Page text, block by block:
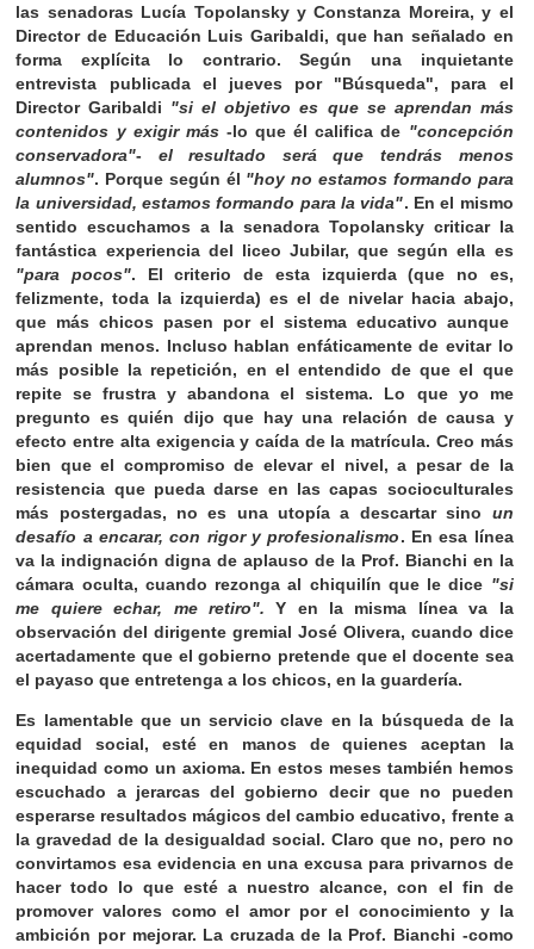
las senadoras Lucía Topolansky y Constanza Moreira, y el
Director de Educación Luis Garibaldi, que han señalado en
forma explícita lo contrario. Según una inquietante
entrevista publicada el jueves por "Búsqueda", para el
Director Garibaldi "si el objetivo es que se aprendan más
contenidos y exigir más-lo que él califica de "concepción
conservadora"- el resultado será que tendrás menos
alumnos". Porque según él "hoy no estamos formando para
la universidad, estamos formando para la vida". En el mismo
sentido escuchamos a la senadora Topolansky criticar la
fantástica experiencia del liceo Jubilar, que según ella es
"para pocos". El criterio de esta izquierda (que no es,
felizmente, toda la izquierda) es el de nivelar hacia abajo,
que más chicos pasen por el sistema educativo aunque
aprendan menos. Incluso hablan enfáticamente de evitar lo
más posible la repetición, en el entendido de que el que
repite se frustra y abandona el sistema. Lo que yo me
pregunto es quién dijo que hay una relación de causa y
efecto entre alta exigencia y caída de la matrícula. Creo más
bien que el compromiso de elevar el nivel, a pesar de la
resistencia que pueda darse en las capas socioculturales
más postergadas, no es una utopía a descartar sino un
desafío a encarar, con rigor y profesionalismo. En esa línea
va la indignación digna de aplauso de la Prof. Bianchi en la
cámara oculta, cuando rezonga al chiquilín que le dice "si
me quiere echar, me retiro".Y en la misma línea va la
observación del dirigente gremial José Olivera, cuando dice
acertadamente que el gobierno pretende que el docente sea
el payaso que entretenga a los chicos, en la guardería.
Es lamentable que un servicio clave en la búsqueda de la
equidad social, esté en manos de quienes aceptan la
inequidad como un axioma. En estos meses también hemos
escuchado a jerarcas del gobierno decir que no pueden
esperarse resultados mágicos del cambio educativo, frente a
la gravedad de la desigualdad social. Claro que no, pero no
convirtamos esa evidencia en una excusa para privarnos de
hacer todo lo que esté a nuestro alcance, con el fin de
promover valores como el amor por el conocimiento y la
ambición por mejorar. La cruzada de la Prof. Bianchi -como